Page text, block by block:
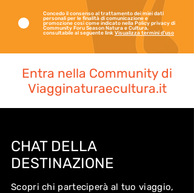
Concedo il consenso al trattamento dei miei dati
personali per le finalità di comunicazione e
promozione cosi come indicato nella Policy privacy di
Community Foru Season Natura e Cultura,
consultabile al seguente link Visualizza termini d'uso
Entra nella Community di
Viagginaturaecultura.it
CHAT DELLA
DESTINAZIONE
Scopri chi parteciperà al tuo viaggio,